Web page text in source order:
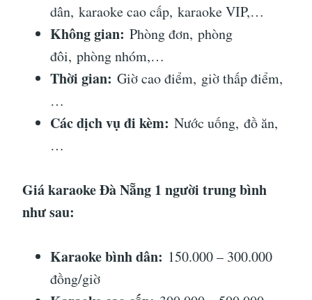
dân, karaoke cao cấp, karaoke VIP,…
Không gian: Phòng đơn, phòng
đôi, phòng nhóm,…
Thời gian: Giờ cao điểm, giờ thấp điểm,
…
Các dịch vụ đi kèm: Nước uống, đồ ăn,
…
Giá karaoke Đà Nẵng 1 người trung bình
như sau:
Karaoke bình dân: 150.000 – 300.000
đồng/giờ